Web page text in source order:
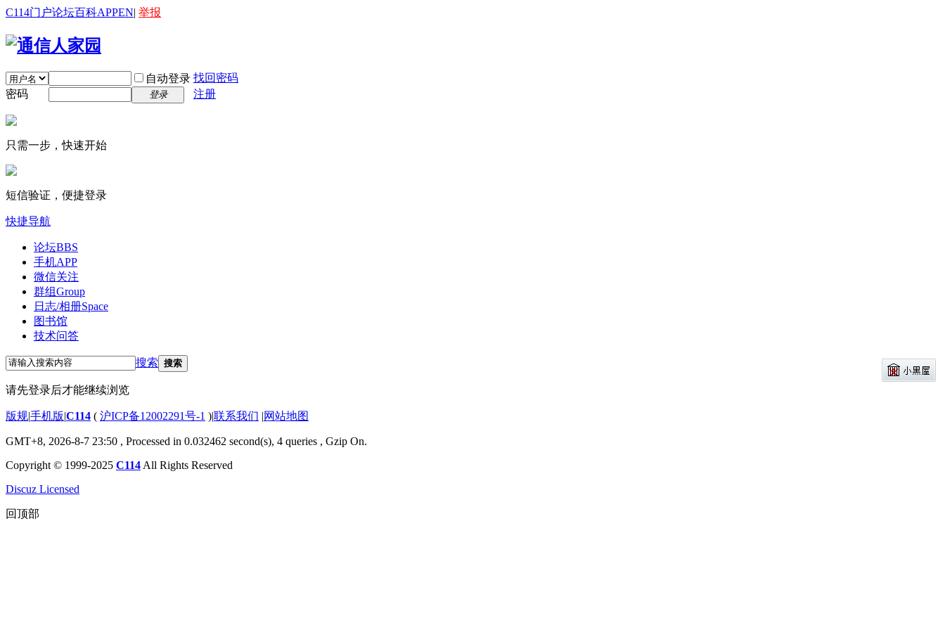
C114门户论坛百科APPEN| 举报
自动登录 找回密码
密码
登录 注册
只需一步，快速开始
短信验证，便捷登录
快捷导航
论坛BBS
手机APP
微信关注
群组Group
日志/相册Space
图书馆
技术问答
搜索 搜索
请先登录后才能继续浏览
版规|手机版|C114 ( 沪ICP备12002291号-1 )|联系我们 |网站地图
GMT+8, 2026-8-7 23:50 , Processed in 0.032462 second(s), 4 queries , Gzip On.
Copyright © 1999-2025 C114 All Rights Reserved
Discuz Licensed
回顶部